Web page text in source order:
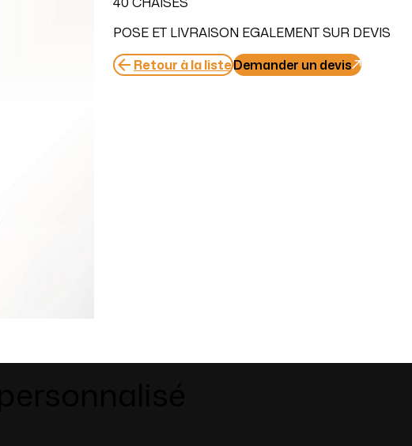
POSE ET LIVRAISON EGALEMENT SUR DEVIS
arrow_back Retour à la listeDemander un devis